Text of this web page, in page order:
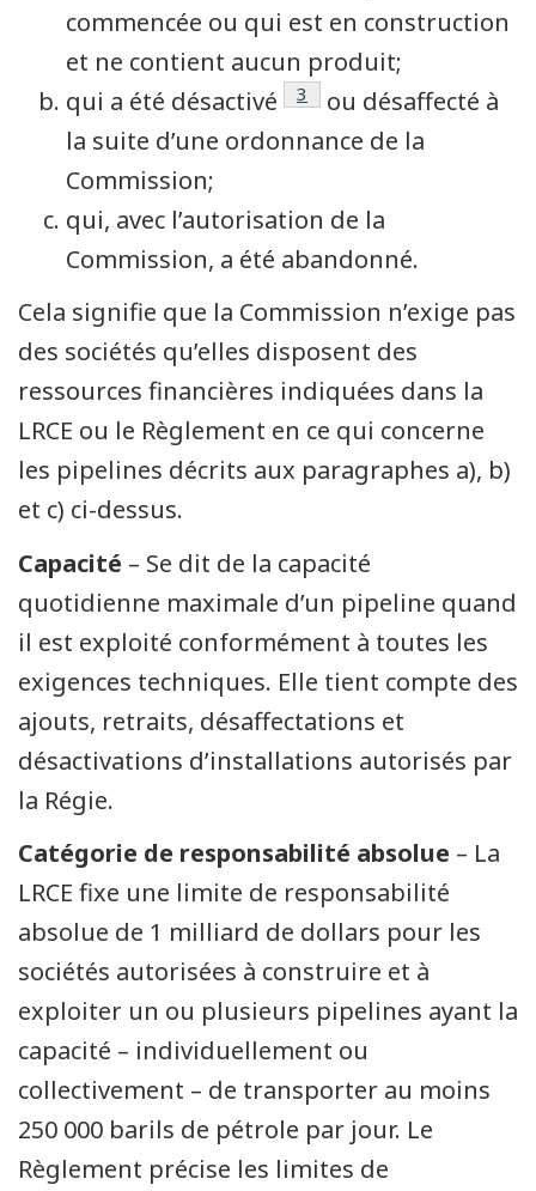
commencée ou qui est en construction
et ne contient aucun produit;
qui a été désactivé
Note de bas de page
3
ou désaffecté à
la suite d’une ordonnance de la
Commission;
qui, avec l’autorisation de la
Commission, a été abandonné.
Cela signifie que la Commission n’exige pas
des sociétés qu’elles disposent des
ressources financières indiquées dans la
LRCE ou le Règlement en ce qui concerne
les pipelines décrits aux paragraphes a), b)
et c) ci-dessus.
Capacité – Se dit de la capacité
quotidienne maximale d’un pipeline quand
il est exploité conformément à toutes les
exigences techniques. Elle tient compte des
ajouts, retraits, désaffectations et
désactivations d’installations autorisés par
la Régie.
Catégorie de responsabilité absolue – La
LRCE fixe une limite de responsabilité
absolue de 1 milliard de dollars pour les
sociétés autorisées à construire et à
exploiter un ou plusieurs pipelines ayant la
capacité – individuellement ou
collectivement – de transporter au moins
250 000 barils de pétrole par jour. Le
Règlement précise les limites de